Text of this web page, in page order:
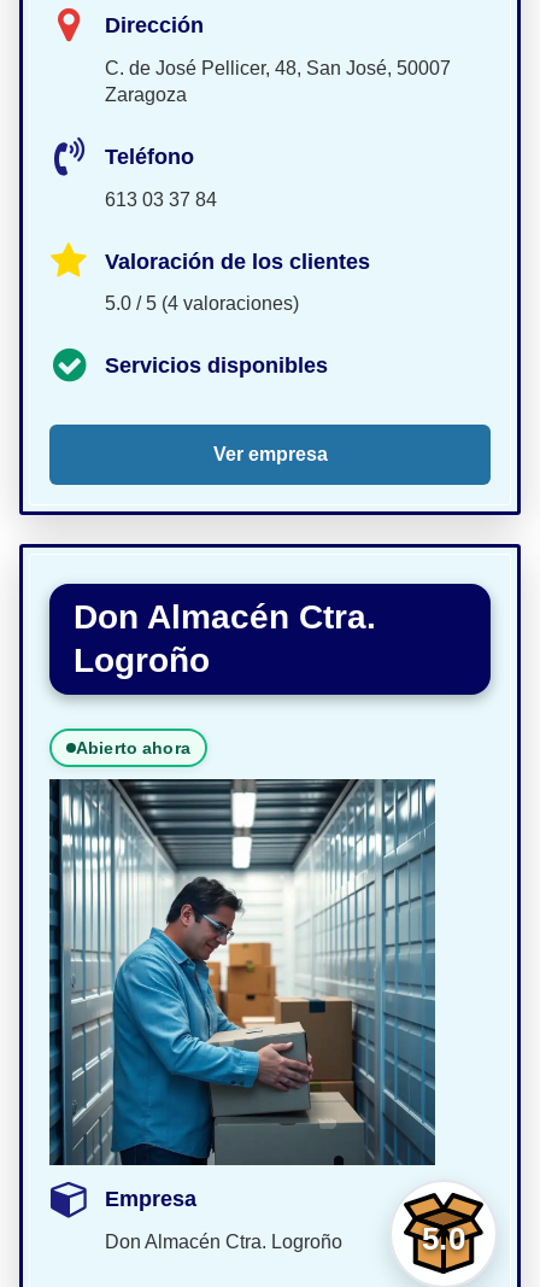
Dirección
C. de José Pellicer, 48, San José, 50007
Zaragoza
Teléfono
613 03 37 84
Valoración de los clientes
5.0 / 5 (4 valoraciones)
Servicios disponibles
Ver empresa
Don Almacén Ctra.
Logroño
Abierto ahora
5.0
Empresa
Don Almacén Ctra. Logroño